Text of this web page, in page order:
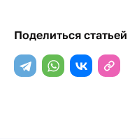
Поделиться статьей